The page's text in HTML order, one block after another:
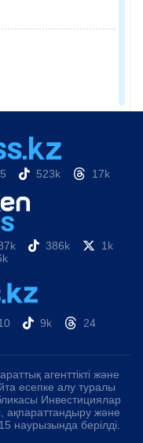
523k 17k
386k
1k
9k 24
агенттікті және
есепке алу туралы
Инвестициялар
ақпараттандыру және
наурызында берілді.